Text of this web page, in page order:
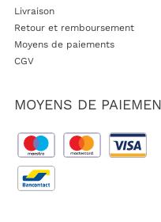
Livraison
Retour et remboursement
Moyens de paiements
CGV
MOYENS DE